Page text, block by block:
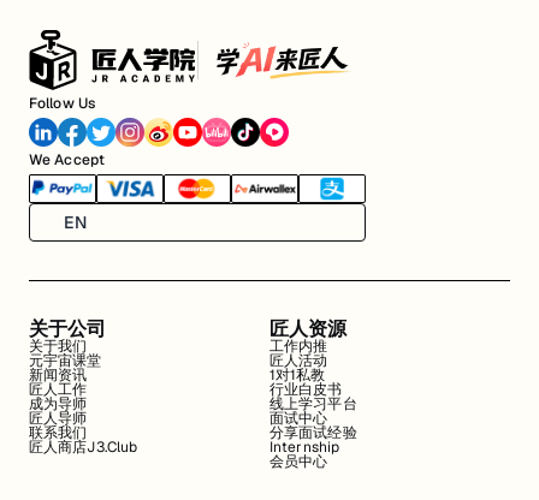
Follow Us
We Accept
EN
关于公司
关于我们
元宇宙课堂
新闻资讯
匠人工作
成为导师
匠人导师
联系我们
匠人商店J3.Club
匠人资源
工作内推
匠人活动
1对1私教
行业白皮书
线上学习平台
面试中心
分享面试经验
Internship
会员中心